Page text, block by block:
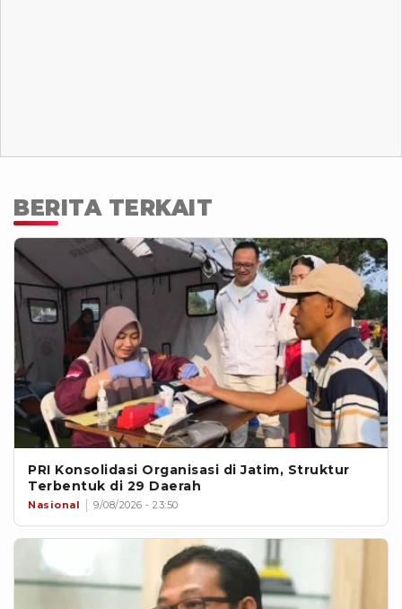
BERITA TERKAIT
PRI Konsolidasi Organisasi di Jatim, Struktur
Terbentuk di 29 Daerah
Nasional 9/08/2026 - 23:50